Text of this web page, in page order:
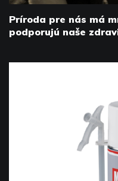
Príroda pre nás má
podporujú naše